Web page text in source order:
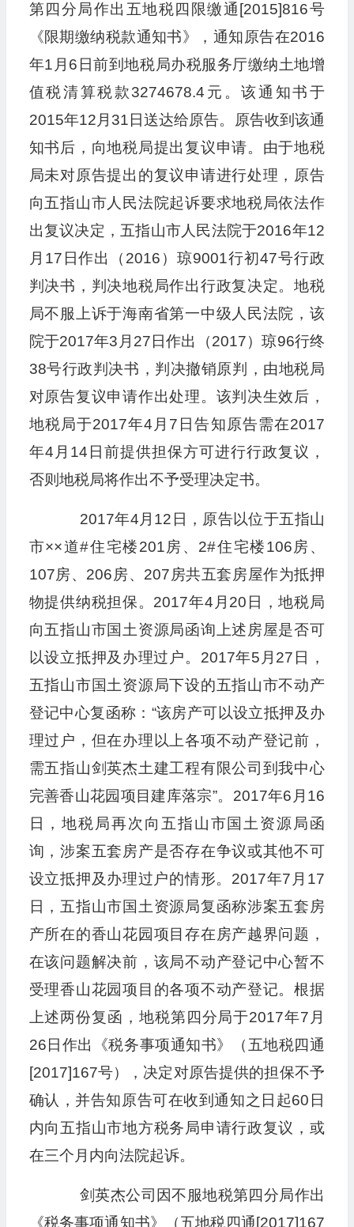
第四分局作出五地税四限缴通[2015]816号
《限期缴纳税款通知书》，通知原告在2016
年1月6日前到地税局办税服务厅缴纳土地增
值税清算税款3274678.4元。该通知书于
2015年12月31日送达给原告。原告收到该通
知书后，向地税局提出复议申请。由于地税
局未对原告提出的复议申请进行处理，原告
向五指山市人民法院起诉要求地税局依法作
出复议决定，五指山市人民法院于2016年12
月17日作出（2016）琼9001行初47号行政
判决书，判决地税局作出行政复决定。地税
局不服上诉于海南省第一中级人民法院，该
院于2017年3月27日作出（2017）琼96行终
38号行政判决书，判决撤销原判，由地税局
对原告复议申请作出处理。该判决生效后，
地税局于2017年4月7日告知原告需在2017
年4月14日前提供担保方可进行行政复议，
否则地税局将作出不予受理决定书。
2017年4月12日，原告以位于五指山
市××道#住宅楼201房、2#住宅楼106房、
107房、206房、207房共五套房屋作为抵押
物提供纳税担保。2017年4月20日，地税局
向五指山市国土资源局函询上述房屋是否可
以设立抵押及办理过户。2017年5月27日，
五指山市国土资源局下设的五指山市不动产
登记中心复函称：“该房产可以设立抵押及办
理过户，但在办理以上各项不动产登记前，
需五指山剑英杰土建工程有限公司到我中心
完善香山花园项目建库落宗”。2017年6月16
日，地税局再次向五指山市国土资源局函
询，涉案五套房产是否存在争议或其他不可
设立抵押及办理过户的情形。2017年7月17
日，五指山市国土资源局复函称涉案五套房
产所在的香山花园项目存在房产越界问题，
在该问题解决前，该局不动产登记中心暂不
受理香山花园项目的各项不动产登记。根据
上述两份复函，地税第四分局于2017年7月
26日作出《税务事项通知书》（五地税四通
[2017]167号），决定对原告提供的担保不予
确认，并告知原告可在收到通知之日起60日
内向五指山市地方税务局申请行政复议，或
在三个月内向法院起诉。
剑英杰公司因不服地税第四分局作出
《税务事项通知书》（五地税四通[2017]167